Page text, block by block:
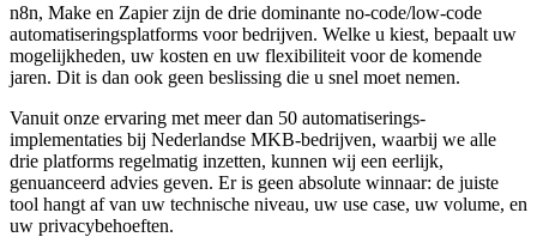
n8n, Make en Zapier zijn de drie dominante no-code/low-code
automatiseringsplatforms voor bedrijven. Welke u kiest, bepaalt uw
mogelijkheden, uw kosten en uw flexibiliteit voor de komende
jaren. Dit is dan ook geen beslissing die u snel moet nemen.
Vanuit onze ervaring met meer dan 50 automatiserings-
implementaties bij Nederlandse MKB-bedrijven, waarbij we alle
drie platforms regelmatig inzetten, kunnen wij een eerlijk,
genuanceerd advies geven. Er is geen absolute winnaar: de juiste
tool hangt af van uw technische niveau, uw use case, uw volume, en
uw privacybehoeften.